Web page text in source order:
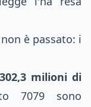
è passato: i
milioni di
7079 sono